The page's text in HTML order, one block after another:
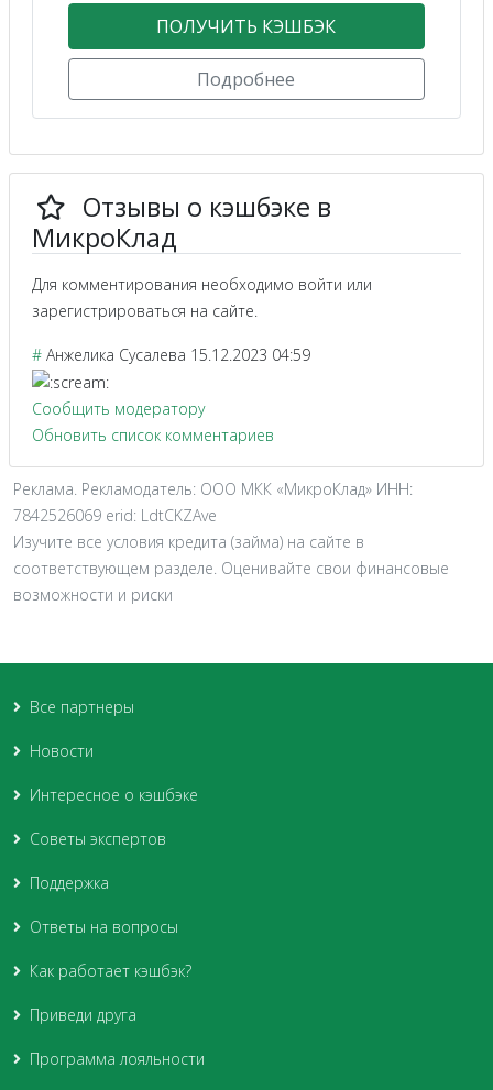
ПОЛУЧИТЬ КЭШБЭК
Подробнее
Отзывы о кэшбэке в
МикроКлад
Для комментирования необходимо войти или
зарегистрироваться на сайте.
# Анжелика Сусалева 15.12.2023 04:59
Сообщить модератору
Обновить список комментариев
Реклама. Рекламодатель: ООО МКК «МикроКлад» ИНН:
7842526069 erid: LdtCKZAve
Изучите все условия кредита (займа) на сайте в
соответствующем разделе. Оценивайте свои финансовые
возможности и риски
Все партнеры
Новости
Интересное о кэшбэке
Советы экспертов
Поддержка
Ответы на вопросы
Как работает кэшбэк?
Приведи друга
Программа лояльности